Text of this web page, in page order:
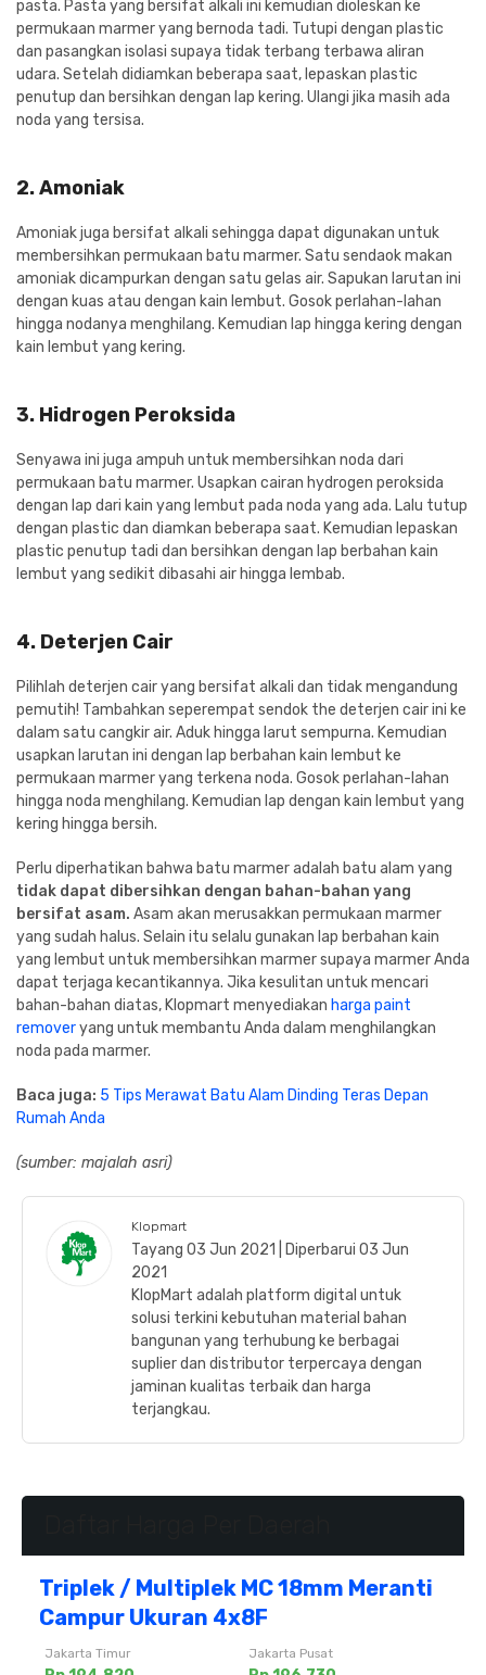
pasta. Pasta yang bersifat alkali ini kemudian dioleskan ke
permukaan marmer yang bernoda tadi. Tutupi dengan plastic
dan pasangkan isolasi supaya tidak terbang terbawa aliran
udara. Setelah didiamkan beberapa saat, lepaskan plastic
penutup dan bersihkan dengan lap kering. Ulangi jika masih ada
noda yang tersisa.
2. Amoniak
Amoniak juga bersifat alkali sehingga dapat digunakan untuk
membersihkan permukaan batu marmer. Satu sendaok makan
amoniak dicampurkan dengan satu gelas air. Sapukan larutan ini
dengan kuas atau dengan kain lembut. Gosok perlahan-lahan
hingga nodanya menghilang. Kemudian lap hingga kering dengan
kain lembut yang kering.
3. Hidrogen Peroksida
Senyawa ini juga ampuh untuk membersihkan noda dari
permukaan batu marmer. Usapkan cairan hydrogen peroksida
dengan lap dari kain yang lembut pada noda yang ada. Lalu tutup
dengan plastic dan diamkan beberapa saat. Kemudian lepaskan
plastic penutup tadi dan bersihkan dengan lap berbahan kain
lembut yang sedikit dibasahi air hingga lembab.
4. Deterjen Cair
Pilihlah deterjen cair yang bersifat alkali dan tidak mengandung
pemutih! Tambahkan seperempat sendok the deterjen cair ini ke
dalam satu cangkir air. Aduk hingga larut sempurna. Kemudian
usapkan larutan ini dengan lap berbahan kain lembut ke
permukaan marmer yang terkena noda. Gosok perlahan-lahan
hingga noda menghilang. Kemudian lap dengan kain lembut yang
kering hingga bersih.
Perlu diperhatikan bahwa batu marmer adalah batu alam yang
tidak dapat dibersihkan dengan bahan-bahan yang
bersifat asam. Asam akan merusakkan permukaan marmer
yang sudah halus. Selain itu selalu gunakan lap berbahan kain
yang lembut untuk membersihkan marmer supaya marmer Anda
dapat terjaga kecantikannya. Jika kesulitan untuk mencari
bahan-bahan diatas, Klopmart menyediakan harga paint
removeryang untuk membantu Anda dalam menghilangkan
noda pada marmer.
Baca juga: 5 Tips Merawat Batu Alam Dinding Teras Depan
Rumah Anda
(sumber: majalah asri)
Klopmart
Tayang 03 Jun 2021 | Diperbarui 03 Jun
2021
KlopMart adalah platform digital untuk
solusi terkini kebutuhan material bahan
bangunan yang terhubung ke berbagai
suplier dan distributor terpercaya dengan
jaminan kualitas terbaik dan harga
terjangkau.
Triplek / Multiplek MC 18mm Meranti
Campur Ukuran 4x8F
Jakarta Timur Jakarta Pusat